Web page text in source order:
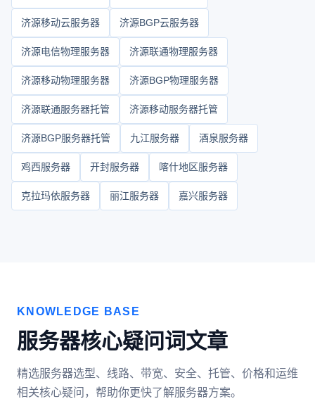
济源移动云服务器 济源BGP云服务器
济源电信物理服务器 济源联通物理服务器
济源移动物理服务器 济源BGP物理服务器
济源联通服务器托管 济源移动服务器托管
济源BGP服务器托管 九江服务器 酒泉服务器
鸡西服务器 开封服务器 喀什地区服务器
克拉玛依服务器 丽江服务器 嘉兴服务器
KNOWLEDGE BASE
服务器核心疑问词文章
精选服务器选型、线路、带宽、安全、托管、价格和运维
相关核心疑问，帮助你更快了解服务器方案。